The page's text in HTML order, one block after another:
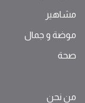
مشاهير
موضة ‫و‬ ‫‬‫جمال‬
صحة
من نحن